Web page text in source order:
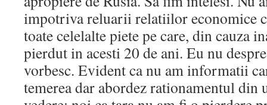
impotriva reluarii relatiilor economice
toate celelalte piete pe care, din cauza
pierdut in acesti 20 de ani. Eu nu
vorbesc. Evident ca nu am informatii
temerea dar abordez rationamentul